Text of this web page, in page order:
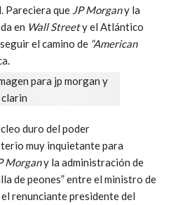
Pareciera que JP Morgany la
en Wall Streety el Atlántico
el camino de “American
duro del poder
muy inquietante para
Morgany la administración de
de peones” entre el ministro de
renunciante presidente del